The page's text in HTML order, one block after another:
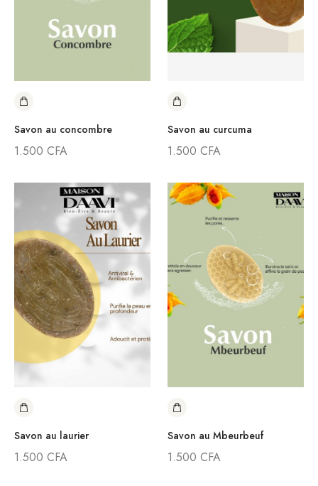
Savon au concombre
1.500 CFA
Savon au curcuma
1.500 CFA
Savon au laurier
1.500 CFA
Savon au Mbeurbeuf
1.500 CFA